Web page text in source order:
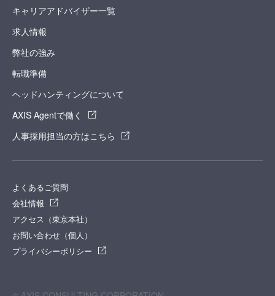
キャリアアドバイザー一覧
求人情報
弊社の強み
転職準備
ヘッドハンティングについて
AXIS Agentで働く
人事採用担当の方はこちら
よくあるご質問
会社情報
アクセス（東京本社）
お問い合わせ（個人）
プライバシーポリシー